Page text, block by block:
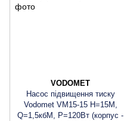
VODOMET
Насос підвищення тиску
Vodomet VM15-15 Н=15М,
Q=1,5кбМ, P=120Вт (корпус -